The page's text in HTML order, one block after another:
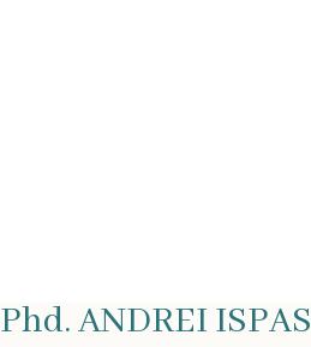
Phd. ANDREI ISPAS